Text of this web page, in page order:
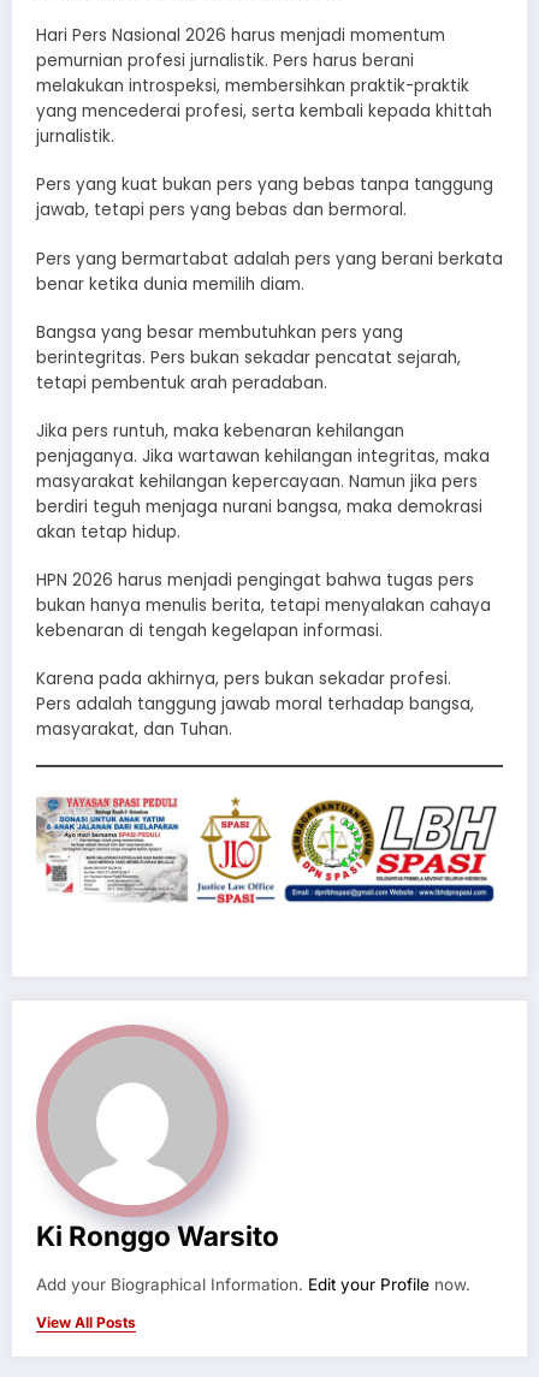
Hari Pers Nasional 2026 harus menjadi momentum
pemurnian profesi jurnalistik. Pers harus berani
melakukan introspeksi, membersihkan praktik-praktik
yang mencederai profesi, serta kembali kepada khittah
jurnalistik.
Pers yang kuat bukan pers yang bebas tanpa tanggung
jawab, tetapi pers yang bebas dan bermoral.
Pers yang bermartabat adalah pers yang berani berkata
benar ketika dunia memilih diam.
Bangsa yang besar membutuhkan pers yang
berintegritas. Pers bukan sekadar pencatat sejarah,
tetapi pembentuk arah peradaban.
Jika pers runtuh, maka kebenaran kehilangan
penjaganya. Jika wartawan kehilangan integritas, maka
masyarakat kehilangan kepercayaan. Namun jika pers
berdiri teguh menjaga nurani bangsa, maka demokrasi
akan tetap hidup.
HPN 2026 harus menjadi pengingat bahwa tugas pers
bukan hanya menulis berita, tetapi menyalakan cahaya
kebenaran di tengah kegelapan informasi.
Karena pada akhirnya, pers bukan sekadar profesi.
Pers adalah tanggung jawab moral terhadap bangsa,
masyarakat, dan Tuhan.
Ki Ronggo Warsito
Add your Biographical Information. Edit your Profile now.
View All Posts